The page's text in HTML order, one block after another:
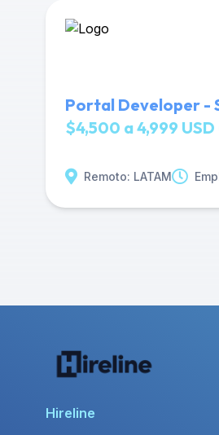
Portal Developer -
$4,500 a 4,999
Remoto: LATAM
Hireline